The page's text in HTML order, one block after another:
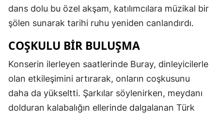
dans dolu bu özel akşam, katılımcılara müzikal bir
şölen sunarak tarihi ruhu yeniden canlandırdı.
COŞKULU BIR BULUŞMA
Konserin ilerleyen saatlerinde Buray, dinleyicilerle
olan etkileşimini artırarak, onların coşkusunu
daha da yükseltti. Şarkılar söylenirken, meydanı
dolduran kalabalığın ellerinde dalgalanan Türk